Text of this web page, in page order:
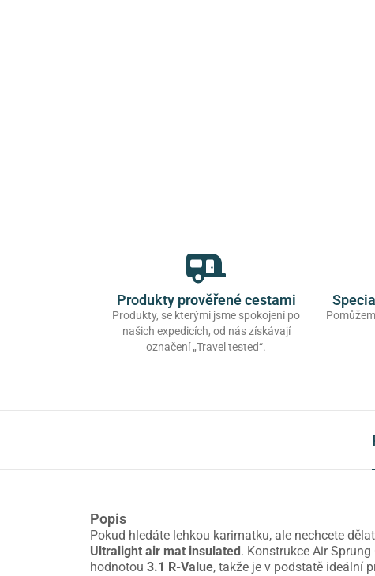
Produkty prověřené cestami
Produkty, se kterými jsme spokojení po
našich expedicích, od nás získávají
označení „Travel tested“.
Popis
Pokud hledáte lehkou karimatku, ale nechcete
Ultralight air mat insulated. Konstrukce Air
hodnotou 3.1 R-Value, takže je v podstatě ideální